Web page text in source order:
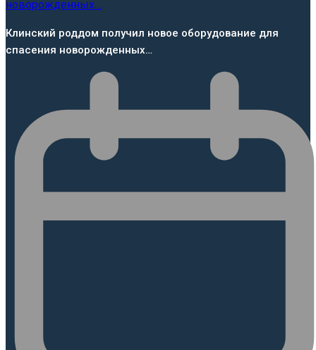
Клинский роддом получил новое оборудование для
спасения новорожденных…